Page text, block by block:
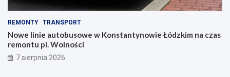
REMONTY TRANSPORT
Nowe linie autobusowe w Konstantynowie Łódzkim na czas
remontu pl. Wolności
7 sierpnia 2026